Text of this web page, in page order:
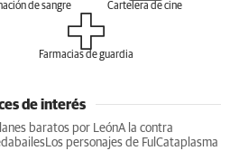
de sangre Cartelera de cine
Farmacias de guardia
de interés
baratos por LeónA la contra
Los personajes de Ful Cataplasma